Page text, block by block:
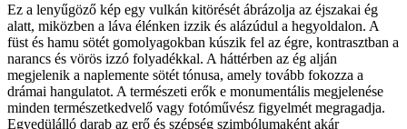
Ez a lenyűgöző kép egy vulkán kitörését ábrázolja az éjszakai ég
alatt, miközben a láva élénken izzik és alázúdul a hegyoldalon. A
füst és hamu sötét gomolyagokban kúszik fel az égre, kontrasztban a
narancs és vörös izzó folyadékkal. A háttérben az ég alján
megjelenik a naplemente sötét tónusa, amely tovább fokozza a
drámai hangulatot. A természeti erők e monumentális megjelenése
minden természetkedvelő vagy fotóművész figyelmét megragadja.
Egyedülálló darab az erő és szépség szimbólumaként akár